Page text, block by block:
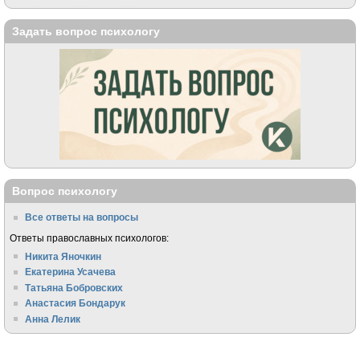
Задать вопрос психологу
Вопрос психологу
Все ответы на вопросы
Ответы православных психологов:
Никита Яночкин
Екатерина Усачева
Татьяна Бобровских
Анастасия Бондарук
Анна Лелик